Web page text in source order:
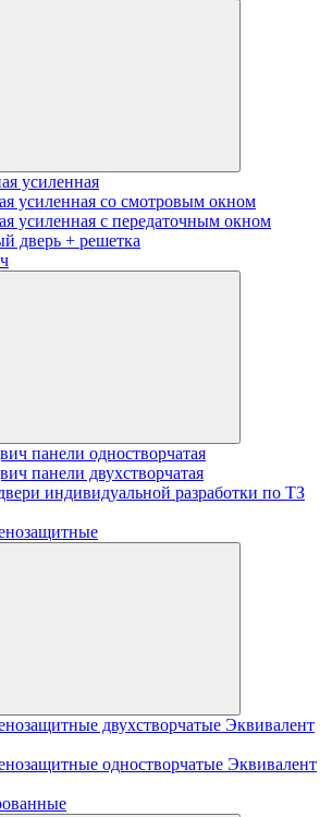
усиленная
усиленная со смотровым окном
усиленная с передаточным окном
дверь + решетка
панели одностворчатая
панели двухстворчатая
индивидуальной разработки по ТЗ
двухстворчатые Эквивалент
одностворчатые Эквивалент